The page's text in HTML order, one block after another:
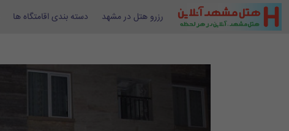
رزرو هتل در مشهد دسته بندی اقامتگاه ها